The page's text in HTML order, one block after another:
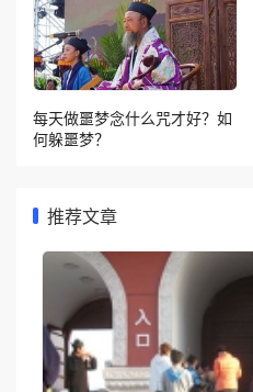
每天做噩梦念什么咒才好？如
何躲噩梦？
推荐文章